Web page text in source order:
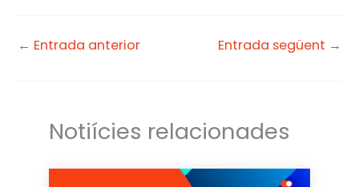
← Entrada anterior Entrada següent →
Notiícies relacionades